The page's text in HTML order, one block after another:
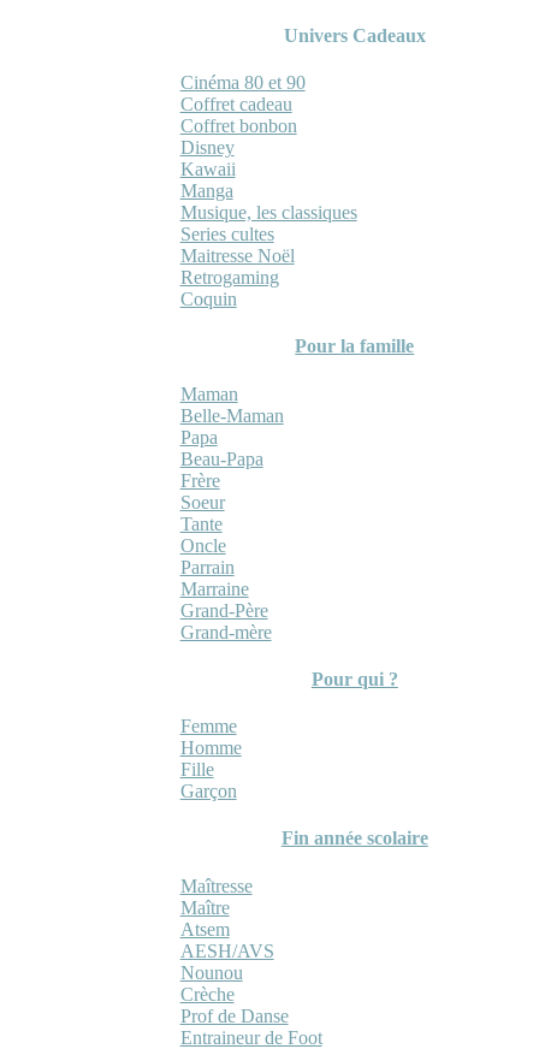
Univers Cadeaux
Cinéma 80 et 90
Coffret cadeau
Coffret bonbon
Disney
Kawaii
Manga
Musique, les classiques
Series cultes
Maitresse Noël
Retrogaming
Coquin
Pour la famille
Maman
Belle-Maman
Papa
Beau-Papa
Frère
Soeur
Tante
Oncle
Parrain
Marraine
Grand-Père
Grand-mère
Pour qui ?
Femme
Homme
Fille
Garçon
Fin année scolaire
Maîtresse
Maître
Atsem
AESH/AVS
Nounou
Crèche
Prof de Danse
Entraineur de Foot